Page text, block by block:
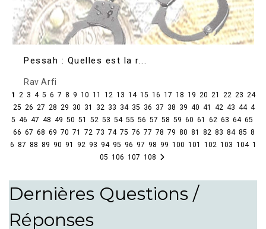
Pessah : Quelles est la r...
Rav Arfi
1 2 3 4 5 6 7 8 9 10 11 12 13 14 15 16 17 18 19 20 21 22 23 24
25 26 27 28 29 30 31 32 33 34 35 36 37 38 39 40 41 42 43 44 4
5 46 47 48 49 50 51 52 53 54 55 56 57 58 59 60 61 62 63 64 65
66 67 68 69 70 71 72 73 74 75 76 77 78 79 80 81 82 83 84 85 8
6 87 88 89 90 91 92 93 94 95 96 97 98 99 100 101 102 103 104 1
05 106 107 108
Dernières Questions /
Réponses